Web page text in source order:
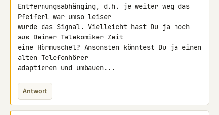
Entfernungsabhänging, d.h. je weiter weg das
Pfeiferl war umso leiser
wurde das Signal. Vielleicht hast Du ja noch
aus Deiner Telekomiker Zeit
eine Hörmuschel? Ansonsten könntest Du ja einen
alten Telefonhörer
adaptieren und umbauen...
Antwort